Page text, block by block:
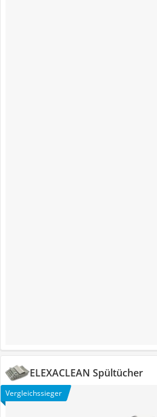
ELEXACLEAN Spültücher
Vergleichssieger